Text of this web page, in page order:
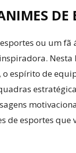
DE
ou um
espírito de
de esportes